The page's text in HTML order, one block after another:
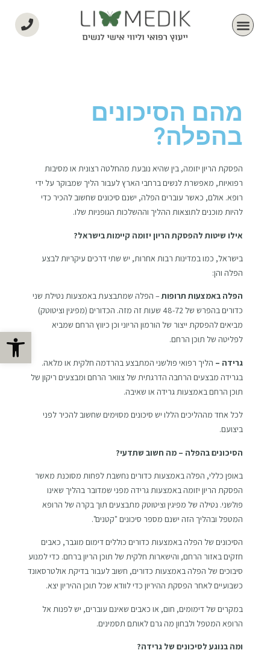
מהם הסיכונים
בהפלה?
הפסקת הריון יזומה, בין שהיא נובעת מהחלטה רצונית או מסיבות
רפואיות, מאפשרת לנשים ברחבי הארץ לעבור הליך שמבוקר על ידי
רופא. אולם, כאשר עוברים הפלה, ישנם סיכונים שחשוב להכיר כדי
להיות מוכנים לתוצאות ההליך וההשלכות הגופניות שלו.
אילו שיטות להפסקת הריון יזומה קיימות בישראל?
בישראל, כמו במדינות רבות אחרות, יש שתי דרכים עיקריות לבצע
הפלה והן:
הפלה באמצעות תרופות– הפלה שמתבצעת באמצעות נטילת שני
כדורים בהפרש של 48-72 שעות זה מזה. הכדורים (מפיגין וציטוטק)
מביאים להפסקת ייצור של הורמון הריוני וכן כיווץ הרחם שמביא
לפליטה של תוכן הרחם.
גרידה – הליך רפואי פולשני המתבצע בהרדמה חלקית או מלאה.
בגרידה מבצעים הרחבה הדרגתית של צוואר הרחם ומבצעים ריקון של
תוכן הרחם באמצעות גרידה או שאיבה.
לכל אחד מההליכים הללו יש סיכונים מסוימים שחשוב להכיר לפני
ביצועם.
הסיכונים בהפלה – מה חשוב שתדעי?
באופן כללי, הפלה באמצעות כדורים נחשבת לפחות מסוכנת מאשר
הפסקת הריון יזומה באמצעות גרידה מפני שמדובר בהליך שאינו
פולשני. נטילה של מפיגין וציטוטק מתבצעים תוך בקרה של הרופא
המטפל ובהליך הזה ישנם מספר סיכונים "קטנים".
הסיכונים של הפלה באמצעות כדורים כוללים דימום מוגבר, כאבים
חזקים באזור הרחם, והישארות חלקית של תוכן הריון ברחם. כדי למנוע
סיבוכים של הפלה באמצעות כדורים, חשוב לעבור בדיקת אולטרסאונד
כשבועיים לאחר הפסקת ההיריון כדי לוודא שכל תוכן ההיריון יצא.
במקרים של דימומים, חום, או כאבים שאינם עוברים, יש לפנות אל
הרופא המטפל ולבחון מה גרם לאותם תסמינים.
ומה בנוגע לסיכונים של גרידה?